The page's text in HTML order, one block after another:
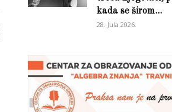
kada se širom...
28. Jula 2026.